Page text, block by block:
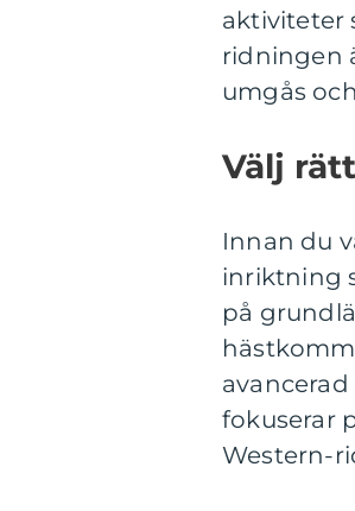
aktiviteter
ridningen
umgås
Välj
Innan du
inriktning
på
fokuserar
Western-